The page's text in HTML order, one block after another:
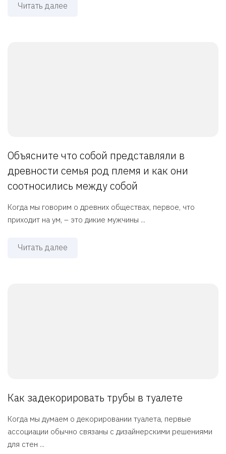
Читать далее
Объясните что собой представляли в
древности семья род племя и как они
соотносились между собой
Когда мы говорим о древних обществах, первое, что
приходит на ум, – это дикие мужчины ...
Читать далее
Как задекорировать трубы в туалете
Когда мы думаем о декорировании туалета, первые
ассоциации обычно связаны с дизайнерскими решениями
для стен ...